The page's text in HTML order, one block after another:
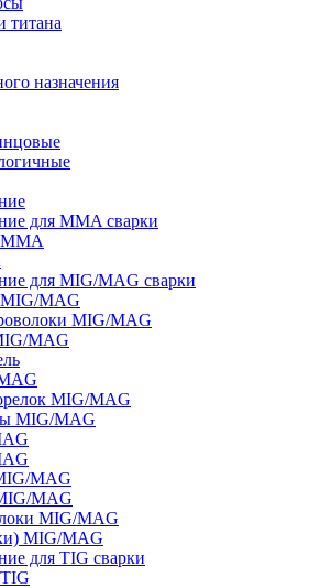
титана
назначения
для MMA сварки
для MIG/MAG сварки
MAG
MIG/MAG
MAG
MIG/MAG
MIG/MAG
MAG
MAG
MIG/MAG
MIG/MAG
для TIG сварки